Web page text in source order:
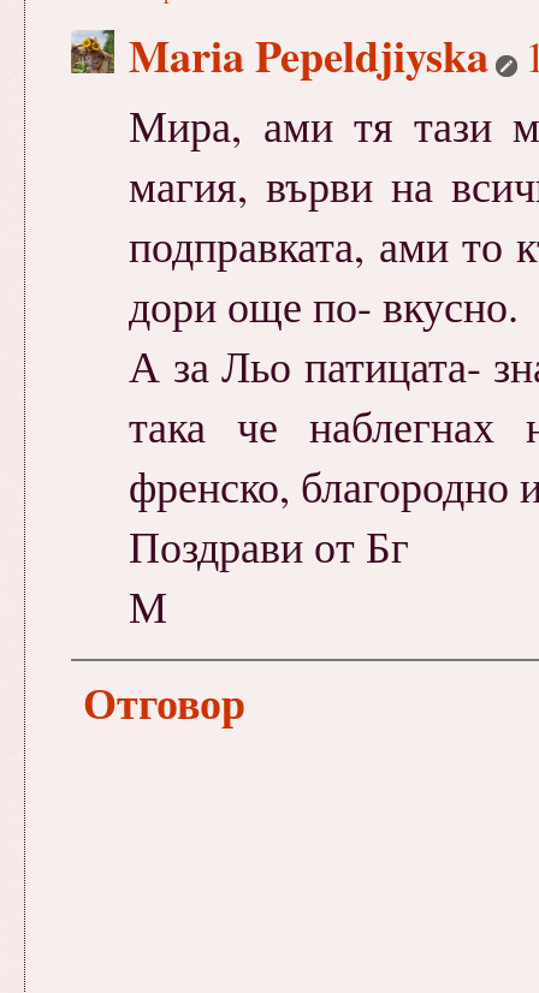
Maria Pepeldjiyska
Мира, ами тя тази
магия, върви на
подправката, ами то
дори още по- вкусно.
А за Льо патицата-
така че
френско, благородно
Поздрави от Бг
М
Отговор